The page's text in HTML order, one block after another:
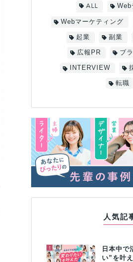
ALL Web
Webマーケティング
起業 副業
広報PR ブ
INTERVIEW
転職
人気記
1
日本中で
い”を叶